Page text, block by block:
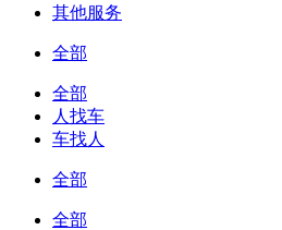
其他服务
全部
全部
人找车
车找人
全部
全部